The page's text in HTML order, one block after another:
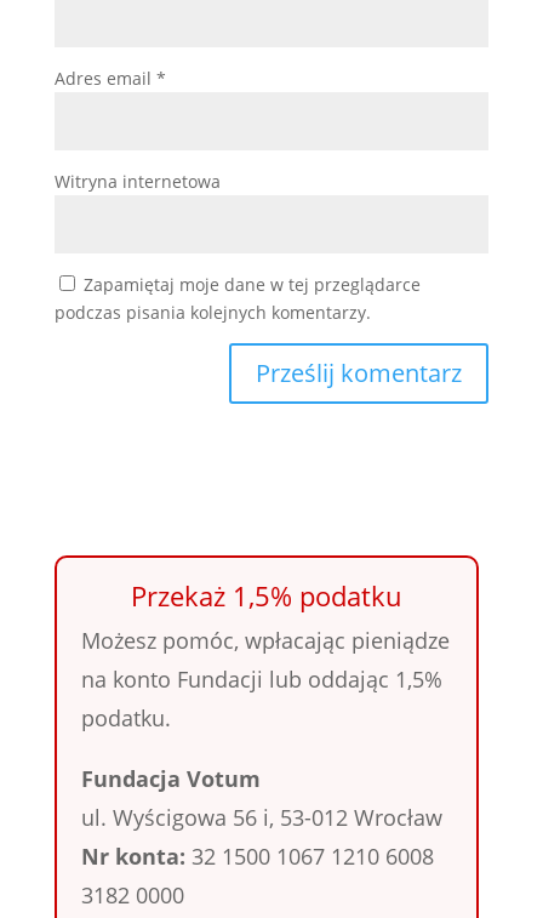
Adres email *
Witryna internetowa
Zapamiętaj moje dane w tej przeglądarce
podczas pisania kolejnych komentarzy.
Przekaż 1,5% podatku
Możesz pomóc, wpłacając pieniądze
na konto Fundacji lub oddając 1,5%
podatku.
Fundacja Votum
ul. Wyścigowa 56 i, 53-012 Wrocław
Nr konta: 32 1500 1067 1210 6008
3182 0000